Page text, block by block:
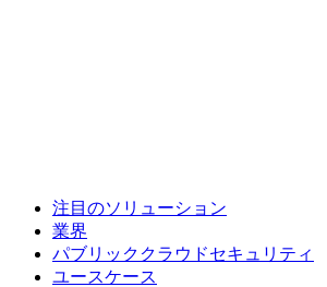
注目のソリューション
業界
パブリッククラウドセキュリティ
ユースケース